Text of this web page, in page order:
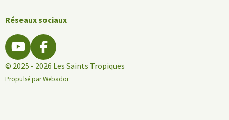
Réseaux sociaux
Y
o
u
F
a
c
© 2025 - 2026 Les Saints Tropiques
Propulsé parWebador